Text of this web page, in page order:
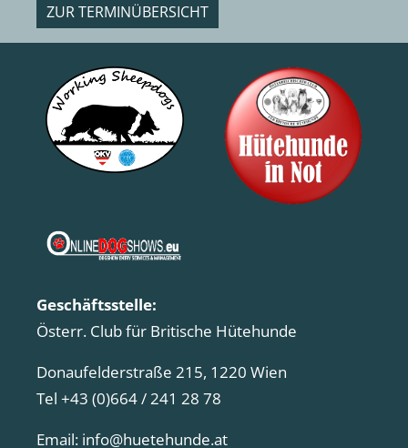
ZUR TERMINÜBERSICHT
Geschäftsstelle:
Österr. Club für Britische Hütehunde
Donaufelderstraße 215, 1220 Wien
Tel +43 (0)664 / 241 28 78
Email: info@huetehunde.at